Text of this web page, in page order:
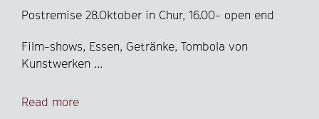
Postremise 28.Oktober in Chur, 16.00- open end
Film-shows, Essen, Getränke, Tombola von
Kunstwerken ...
Read more